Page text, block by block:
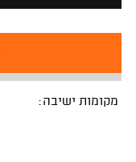
מקומות ישיבה: